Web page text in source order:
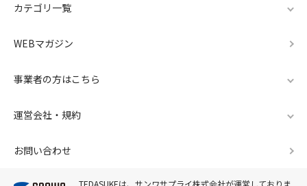
カテゴリ一覧
WEBマガジン
事業者の方はこちら
運営会社・規約
お問い合わせ
TEDASUKEは、サンワサプライ株式会社が運営しておりま